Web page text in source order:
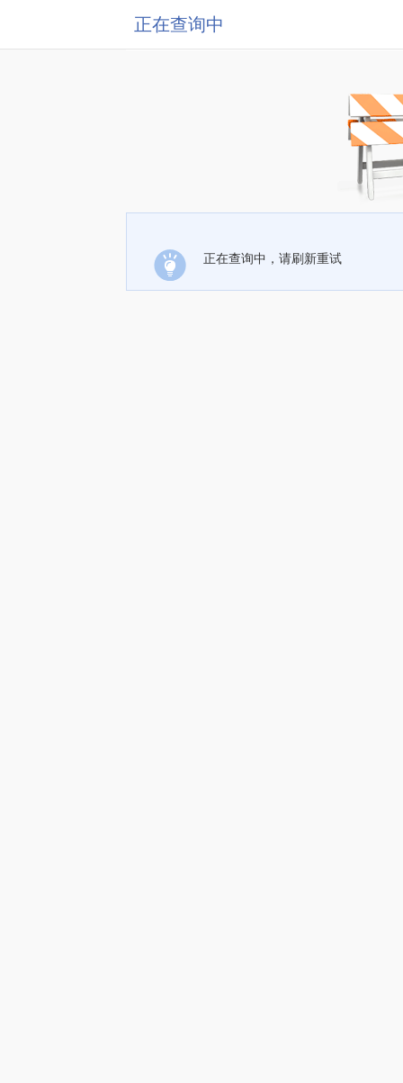
正在查询中
正在查询中，请刷新重试